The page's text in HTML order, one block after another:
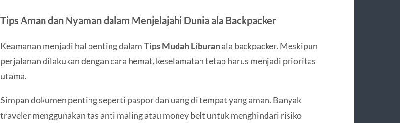
Tips Aman dan Nyaman dalam Menjelajahi Dunia ala Backpacker
Keamanan menjadi hal penting dalamTips Mudah Liburanala backpacker. Meskipun
perjalanan dilakukan dengan cara hemat, keselamatan tetap harus menjadi prioritas
utama.
Simpan dokumen penting seperti paspor dan uang di tempat yang aman. Banyak
traveler menggunakan tas anti maling atau money belt untuk menghindari risiko